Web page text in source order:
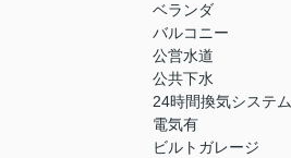
ベランダ
バルコニー
公営水道
公共下水
24時間換気システム
電気有
ビルトガレージ